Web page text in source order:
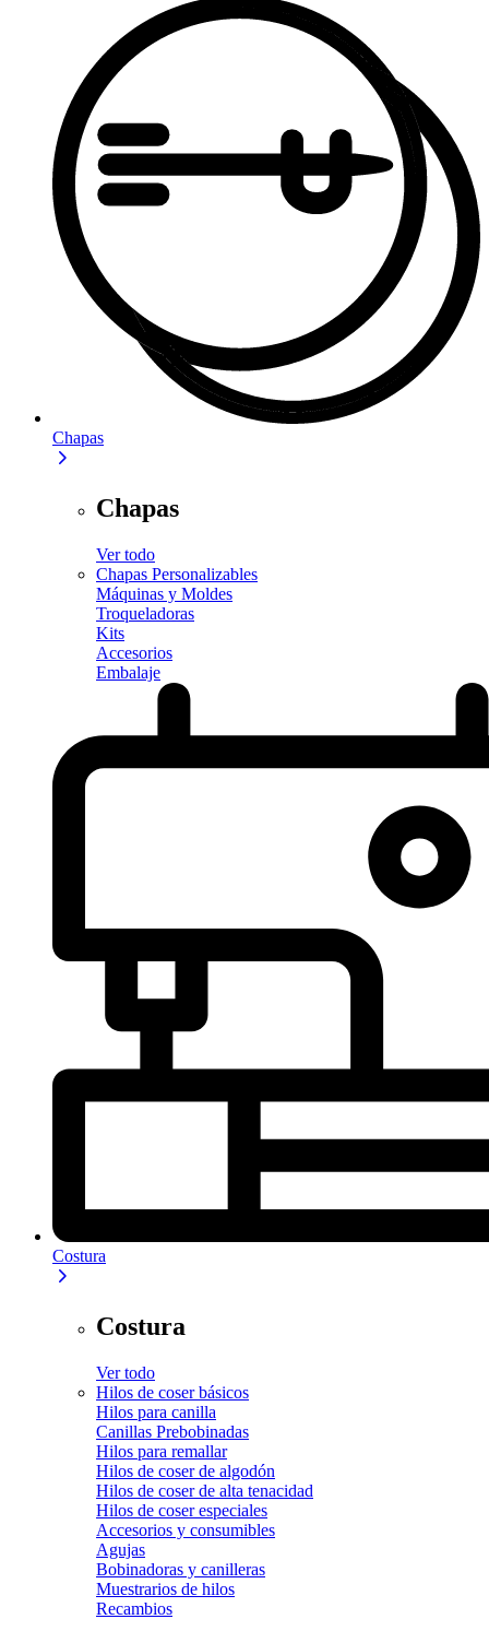
Chapas
Chapas
Ver todo
Chapas Personalizables
Máquinas y Moldes
Troqueladoras
Kits
Accesorios
Embalaje
Costura
Costura
Ver todo
Hilos de coser básicos
Hilos para canilla
Canillas Prebobinadas
Hilos para remallar
Hilos de coser de algodón
Hilos de coser de alta tenacidad
Hilos de coser especiales
Accesorios y consumibles
Agujas
Bobinadoras y canilleras
Muestrarios de hilos
Recambios